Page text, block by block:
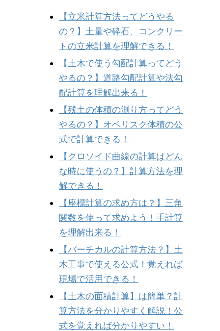
【立米計算方法ってどうやる
の？】土量や砕石、コンクリー
トの立米計算を理解できる！
【土木で使う勾配計算ってどう
やるの？】道路勾配計算や法勾
配計算を理解出来る！
【残土の体積の測り方ってどう
やるの？】オベリスク体積の公
式で計算できる！
【クロソイド曲線の計算はどん
な時に使うの？】計算方法を理
解できる！
【座標計算の求め方は？】三角
関数を使って求めよう！手計算
を理解出来る！
【バーチカルの計算方法？】土
木工事で使える公式！覚えれば
現場で活用できる！
【土木の面積計算】は簡単？計
算方法を分かりやすく解説！公
式を覚えれば分かりやすい！